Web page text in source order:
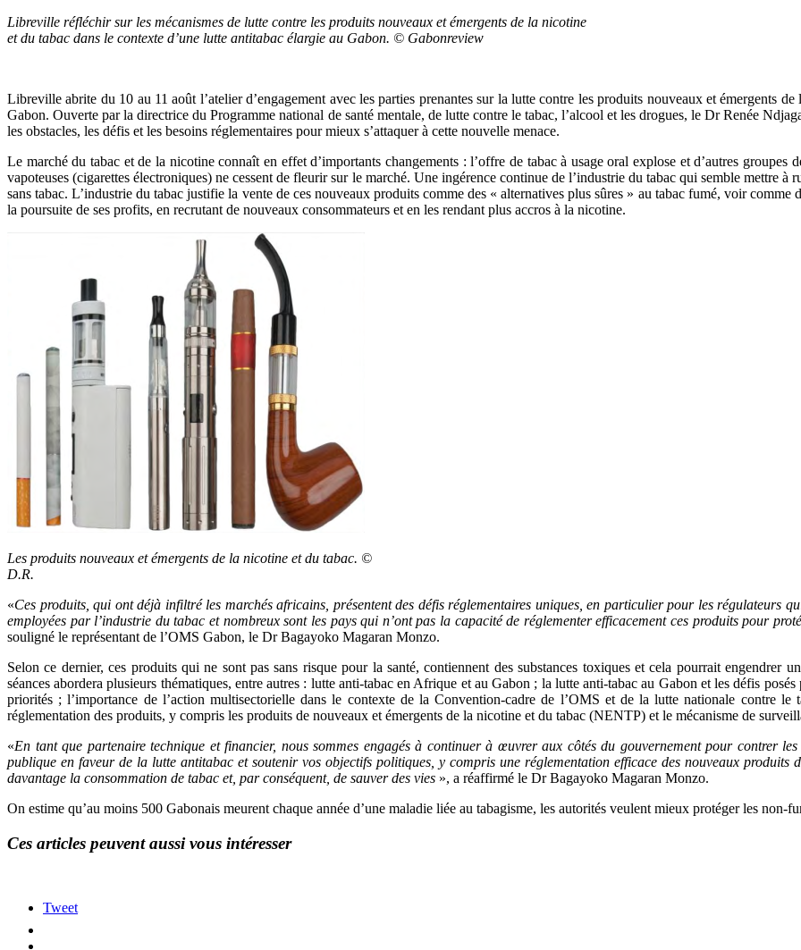
Libreville réfléchir sur les mécanismes de lutte contre les produits nouveaux et émergents de la nicotine
et du tabac dans le contexte d’une lutte antitabac élargie au Gabon. © Gabonreview
Libreville abrite du 10 au 11 août l’atelier d’engagement avec les parties prenantes sur la lutte contre les produits nouveaux et émergents
Gabon. Ouverte par la directrice du Programme national de santé mentale, de lutte contre le tabac, l’alcool et les drogues, le Dr Renée
les obstacles, les défis et les besoins réglementaires pour mieux s’attaquer à cette nouvelle menace.
Le marché du tabac et de la nicotine connaît en effet d’importants changements : l’offre de tabac à usage oral explose et d’autres
vapoteuses (cigarettes électroniques) ne cessent de fleurir sur le marché. Une ingérence continue de l’industrie du tabac qui semble mettre
sans tabac. L’industrie du tabac justifie la vente de ces nouveaux produits comme des « alternatives plus sûres » au tabac fumé, voir comme
la poursuite de ses profits, en recrutant de nouveaux consommateurs et en les rendant plus accros à la nicotine.
Les produits nouveaux et émergents de la nicotine et du tabac. ©
D.R.
«Ces produits, qui ont déjà infiltré les marchés africains, présentent des défis réglementaires uniques, en particulier pour les régulateurs
employées par l’industrie du tabac et nombreux sont les pays qui n’ont pas la capacité de réglementer efficacement ces produits pour
souligné le représentant de l’OMS Gabon, le Dr Bagayoko Magaran Monzo.
Selon ce dernier, ces produits qui ne sont pas sans risque pour la santé, contiennent des substances toxiques et cela pourrait engendrer
séances abordera plusieurs thématiques, entre autres : lutte anti-tabac en Afrique et au Gabon ; la lutte anti-tabac au Gabon et les défis
priorités ; l’importance de l’action multisectorielle dans le contexte de la Convention-cadre de l’OMS et de la lutte nationale contre
réglementation des produits, y compris les produits de nouveaux et émergents de la nicotine et du tabac (NENTP) et le mécanisme de
«En tant que partenaire technique et financier, nous sommes engagés à continuer à œuvrer aux côtés du gouvernement pour contrer
publique en faveur de la lutte antitabac et soutenir vos objectifs politiques, y compris une réglementation efficace des nouveaux
davantage la consommation de tabac et, par conséquent, de sauver des vies », a réaffirmé le Dr Bagayoko Magaran Monzo.
On estime qu’au moins 500 Gabonais meurent chaque année d’une maladie liée au tabagisme, les autorités veulent mieux protéger les non-
Ces articles peuvent aussi vous intéresser
Tweet